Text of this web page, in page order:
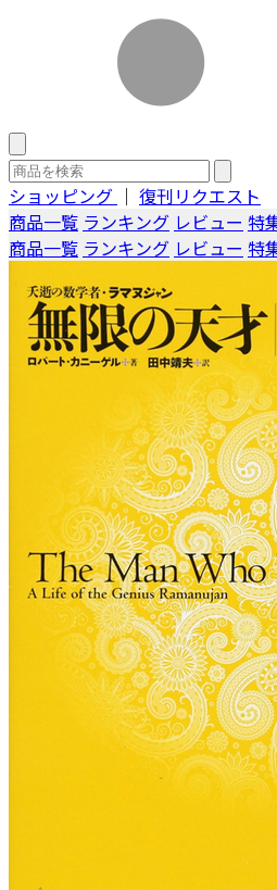
ショッピング ｜ 復刊リクエスト
商品一覧 ランキング レビュー 特
商品一覧 ランキング レビュー 特